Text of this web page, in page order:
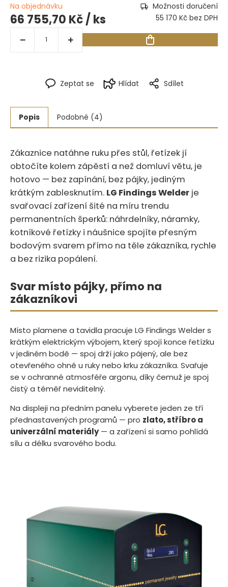
Zeptat se Hlídat Sdílet
Na objednávku Možnosti doručení
66 755,70 Kč/ ks 55 170 Kč bez DPH
Popis Podobné (4)
Zákaznice natáhne ruku přes stůl, řetízek jí
obtočíte kolem zápěstí a než domluví větu, je
hotovo — bez zapínání, bez pájky, jediným
krátkým zablesknutím.‍​‍‌‌​‌‌‌​​​​‌‌​‌‌​‌‌‌‌‌‌​​​​‌‌​​‌‌ LG Findings Welder je
svařovací zařízení šité na míru trendu
permanentních šperků: náhrdelníky, náramky,
kotníkové řetízky i náušnice spojíte přesným
bodovým svarem přímo na těle zákazníka, rychle
a bez rizika popálení.
Svar místo pájky, přímo na
zákazníkovi
Místo plamene a tavidla pracuje LG Findings Welder s
krátkým elektrickým výbojem, který spojí konce řetízku
v jediném bodě — spoj drží jako pájený, ale bez
otevřeného ohně u ruky nebo krku zákazníka. Svařuje
se v ochranné atmosféře argonu, díky čemuž je spoj
čistý a téměř neviditelný.
Na displeji na předním panelu vyberete jeden ze tří
přednastavených programů — pro zlato, stříbro a
univerzální materiály— a zařízení si samo pohlídá
sílu a délku svarového bodu.